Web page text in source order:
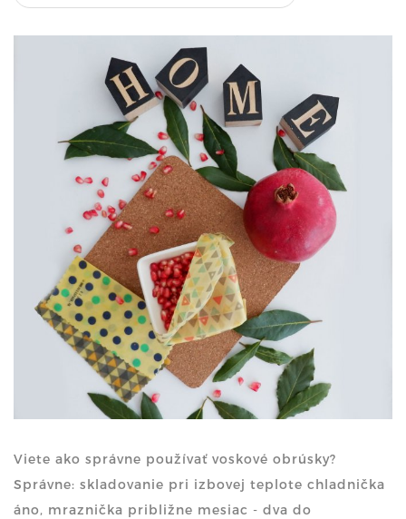
Viete ako správne používať voskové obrúsky?
Správne: skladovanie pri izbovej teplote chladnička
áno, mraznička približne mesiac - dva do